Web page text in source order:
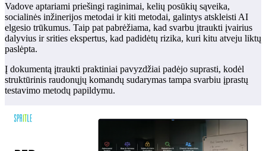
Vadove aptariami priešingi raginimai, kelių posūkių sąveika,
socialinės inžinerijos metodai ir kiti metodai, galintys atskleisti AI
elgesio trūkumus. Taip pat pabrėžiama, kad svarbu įtraukti įvairius
dalyvius ir srities ekspertus, kad padidėtų rizika, kuri kitu atveju liktų
paslėpta.
Į dokumentą įtraukti praktiniai pavyzdžiai padėjo suprasti, kodėl
struktūrinis raudonųjų komandų sudarymas tampa svarbiu įprastų
testavimo metodų papildymu.